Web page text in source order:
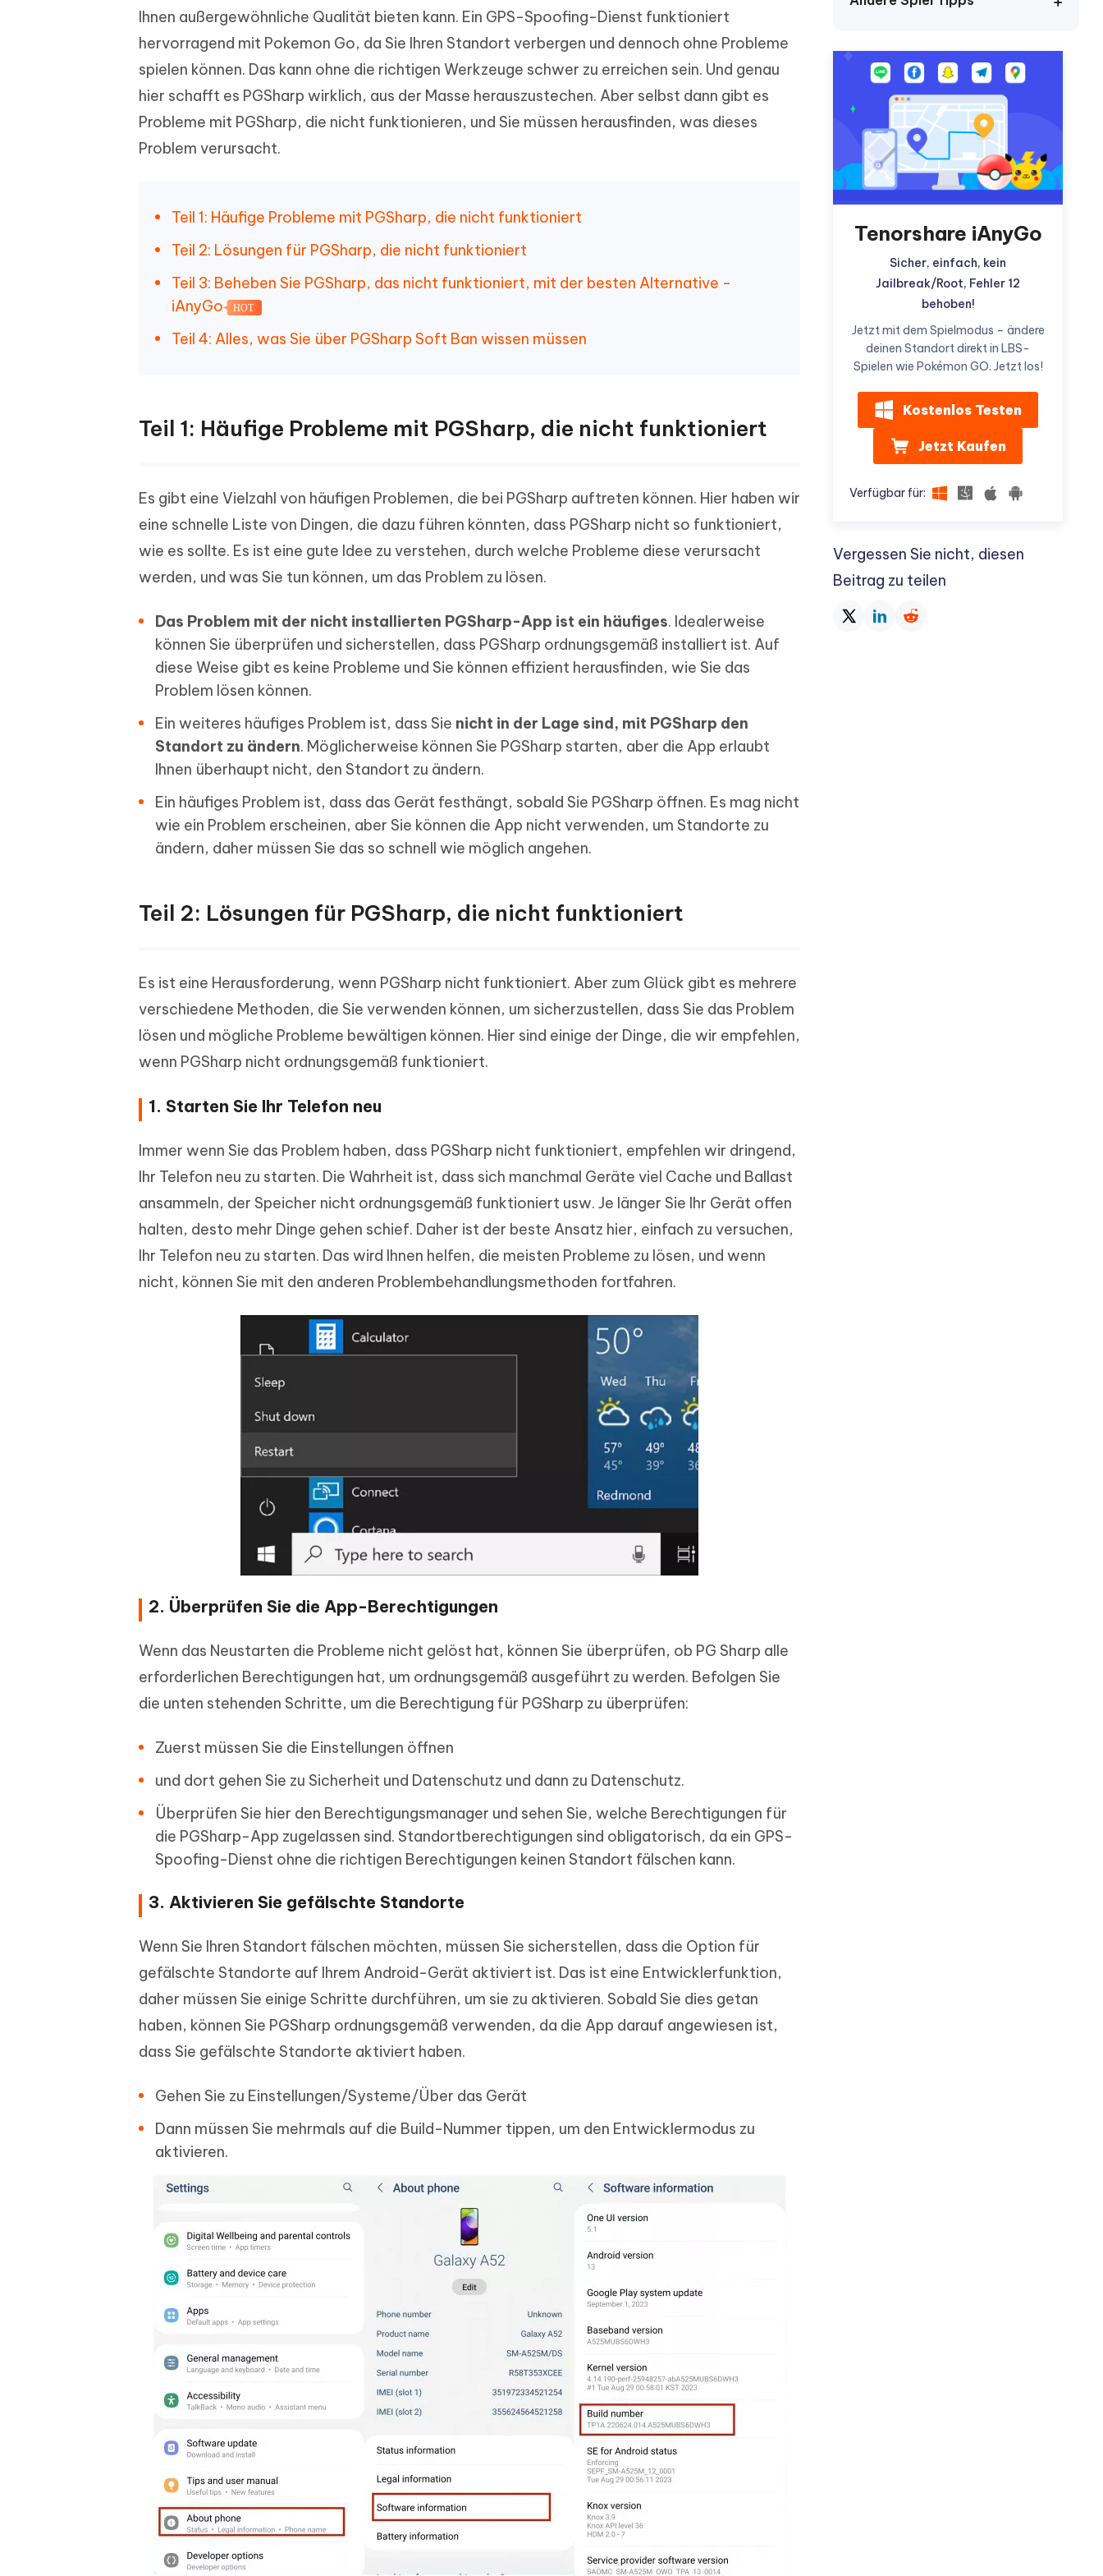
wiederherstellen
Gelöschte Dateien auf Mac
wiederherstellen
Weitere Nützliche Tipps
iPhone Standort ohne PC ändern
Neu
Android Standort ohne PC ändern
Whatsapp Chat übertragen
Android/iPhone
Android Datenrettung ohne PC iPhone kostenlos mit KI bereinigen
Mehr Nützliche Tipps
Tenorshare KI Writer
schreiben
Hot
KI Inhalte in menschenähnliche Inhalte
umwandeln
Ihnen außergewöhnliche Qualität bieten kann. Ein GPS-Spoofing-Dienst funktioniert
hervorragend mit Pokemon Go, da Sie Ihren Standort verbergen und dennoch ohne Probleme
spielen können. Das kann ohne die richtigen Werkzeuge schwer zu erreichen sein. Und genau
hier schafft es PGSharp wirklich, aus der Masse herauszustechen. Aber selbst dann gibt es
Probleme mit PGSharp, die nicht funktionieren, und Sie müssen herausfinden, was dieses
Problem verursacht.
Teil 1: Häufige Probleme mit PGSharp, die nicht funktioniert
Teil 2: Lösungen für PGSharp, die nicht funktioniert
Teil 3: Beheben Sie PGSharp, das nicht funktioniert, mit der besten Alternative -
iAnyGo
HOT
Teil 4: Alles, was Sie über PGSharp Soft Ban wissen müssen
Teil 1: Häufige Probleme mit PGSharp, die nicht funktioniert
Es gibt eine Vielzahl von häufigen Problemen, die bei PGSharp auftreten können. Hier haben wir
eine schnelle Liste von Dingen, die dazu führen könnten, dass PGSharp nicht so funktioniert,
wie es sollte. Es ist eine gute Idee zu verstehen, durch welche Probleme diese verursacht
werden, und was Sie tun können, um das Problem zu lösen.
Das Problem mit der nicht installierten PGSharp-App ist ein häufiges. Idealerweise
können Sie überprüfen und sicherstellen, dass PGSharp ordnungsgemäß installiert ist. Auf
diese Weise gibt es keine Probleme und Sie können effizient herausfinden, wie Sie das
Problem lösen können.
Ein weiteres häufiges Problem ist, dass Sie nicht in der Lage sind, mit PGSharp den
Standort zu ändern. Möglicherweise können Sie PGSharp starten, aber die App erlaubt
Ihnen überhaupt nicht, den Standort zu ändern.
Ein häufiges Problem ist, dass das Gerät festhängt, sobald Sie PGSharp öffnen. Es mag nicht
wie ein Problem erscheinen, aber Sie können die App nicht verwenden, um Standorte zu
ändern, daher müssen Sie das so schnell wie möglich angehen.
Teil 2: Lösungen für PGSharp, die nicht funktioniert
Es ist eine Herausforderung, wenn PGSharp nicht funktioniert. Aber zum Glück gibt es mehrere
verschiedene Methoden, die Sie verwenden können, um sicherzustellen, dass Sie das Problem
lösen und mögliche Probleme bewältigen können. Hier sind einige der Dinge, die wir empfehlen,
wenn PGSharp nicht ordnungsgemäß funktioniert.
1. Starten Sie Ihr Telefon neu
Immer wenn Sie das Problem haben, dass PGSharp nicht funktioniert, empfehlen wir dringend,
Ihr Telefon neu zu starten. Die Wahrheit ist, dass sich manchmal Geräte viel Cache und Ballast
ansammeln, der Speicher nicht ordnungsgemäß funktioniert usw. Je länger Sie Ihr Gerät offen
halten, desto mehr Dinge gehen schief. Daher ist der beste Ansatz hier, einfach zu versuchen,
Ihr Telefon neu zu starten. Das wird Ihnen helfen, die meisten Probleme zu lösen, und wenn
nicht, können Sie mit den anderen Problembehandlungsmethoden fortfahren.
2. Überprüfen Sie die App-Berechtigungen
Wenn das Neustarten die Probleme nicht gelöst hat, können Sie überprüfen, ob PG Sharp alle
erforderlichen Berechtigungen hat, um ordnungsgemäß ausgeführt zu werden. Befolgen Sie
die unten stehenden Schritte, um die Berechtigung für PGSharp zu überprüfen:
Zuerst müssen Sie die Einstellungen öffnen
und dort gehen Sie zu Sicherheit und Datenschutz und dann zu Datenschutz.
Überprüfen Sie hier den Berechtigungsmanager und sehen Sie, welche Berechtigungen für
die PGSharp-App zugelassen sind. Standortberechtigungen sind obligatorisch, da ein GPS-
Spoofing-Dienst ohne die richtigen Berechtigungen keinen Standort fälschen kann.
3. Aktivieren Sie gefälschte Standorte
Wenn Sie Ihren Standort fälschen möchten, müssen Sie sicherstellen, dass die Option für
gefälschte Standorte auf Ihrem Android-Gerät aktiviert ist. Das ist eine Entwicklerfunktion,
daher müssen Sie einige Schritte durchführen, um sie zu aktivieren. Sobald Sie dies getan
haben, können Sie PGSharp ordnungsgemäß verwenden, da die App darauf angewiesen ist,
dass Sie gefälschte Standorte aktiviert haben.
Gehen Sie zu Einstellungen/Systeme/Über das Gerät
Dann müssen Sie mehrmals auf die Build-Nummer tippen, um den Entwicklermodus zu
aktivieren.
Tenorshare iAnyGo
Sicher, einfach, kein
Jailbreak/Root, Fehler 12
behoben!
Jetzt mit dem Spielmodus – ändere
deinen Standort direkt in LBS-
Spielen wie Pokémon GO. Jetzt los!
Kostenlos Testen
Jetzt Kaufen
Verfügbar für:
Vergessen Sie nicht, diesen
Beitrag zu teilen